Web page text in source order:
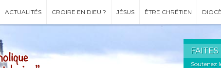
ACTUALITÉS CROIRE EN DIEU ? JÉSUS ÊTRE CHRÉTIEN
Soutenez